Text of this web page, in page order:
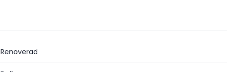
Renoverad